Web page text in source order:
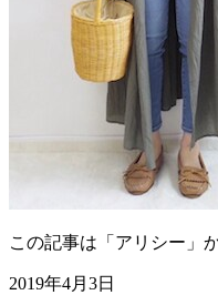
この記事は「アリシー」
2019年4月3日